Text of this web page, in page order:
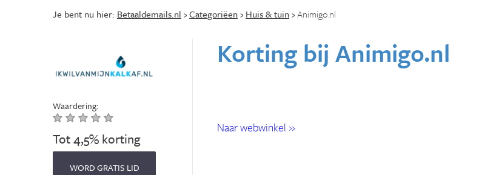
Je bent nu hier: Betaaldemails.nl ›Categoriëen› Huis & tuin›Animigo.nl
Waardering:
Tot 4,5% korting
WORD GRATIS LID
Korting bij Animigo.nl
Naar webwinkel »